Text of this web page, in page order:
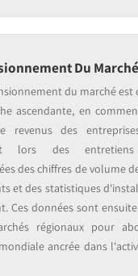
Du
du marché est
ascendante, en
revenus des
lors des entretiens
des chiffres de volume
et des statistiques
Ces données sont
régionaux pour
ancrée dans